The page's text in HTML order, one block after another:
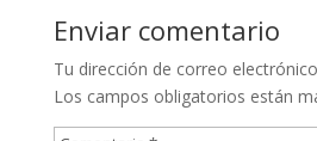
Enviar comentario
Tu dirección de correo
Los campos obligatorios están